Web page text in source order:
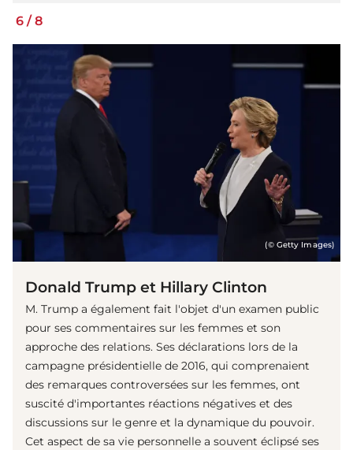
6 / 8
(© Getty Images)
Donald Trump et Hillary Clinton
M. Trump a également fait l'objet d'un examen public
pour ses commentaires sur les femmes et son
approche des relations. Ses déclarations lors de la
campagne présidentielle de 2016, qui comprenaient
des remarques controversées sur les femmes, ont
suscité d'importantes réactions négatives et des
discussions sur le genre et la dynamique du pouvoir.
Cet aspect de sa vie personnelle a souvent éclipsé ses